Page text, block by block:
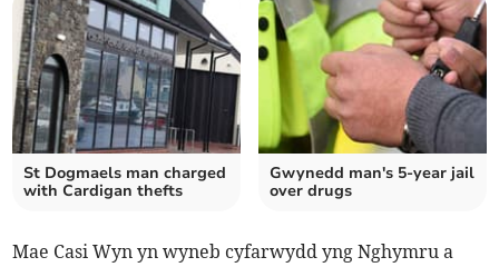
St Dogmaels man charged
with Cardigan thefts
Gwynedd man's 5-year jail
over drugs
Mae Casi Wyn yn wyneb cyfarwydd yng Nghymru a